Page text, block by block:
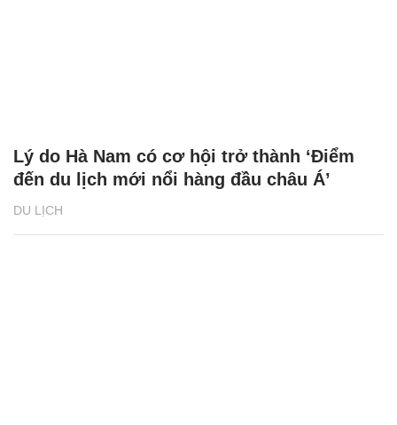
DU LỊCH
Lý do Hà Nam có cơ hội trở thành ‘Điểm
đến du lịch mới nổi hàng đầu châu Á’